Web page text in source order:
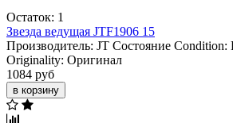
Остаток: 1
Звезда ведущая JTF1906 15
Производитель: JT Состояние Condition:
Originality: Оригинал
1084 руб
в корзину